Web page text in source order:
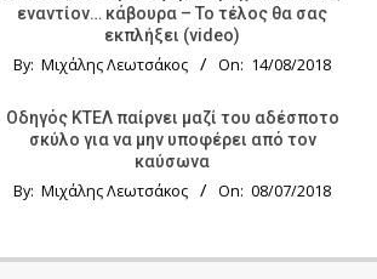
εναντίον… κάβουρα – Το τέλος θα σας
εκπλήξει (video)
By: Μιχάλης Λεωτσάκος On: 14/08/2018
Οδηγός KTΕΛ παίρνει μαζί του αδέσποτο
σκύλο για να μην υποφέρει από τον
καύσωνα
By: Μιχάλης Λεωτσάκος On: 08/07/2018